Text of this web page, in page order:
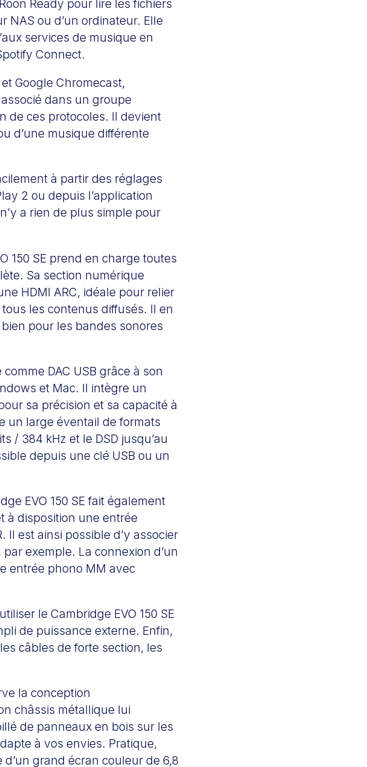
Ready pour lire les fichiers
NAS ou d’un ordinateur. Elle
services de musique en
Connect.
Google Chromecast,
associé dans un groupe
de ces protocoles. Il devient
d’une musique différente
à partir des réglages
2 ou depuis l’application
a rien de plus simple pour
150 SE prend en charge toutes
Sa section numérique
HDMI ARC, idéale pour relier
les contenus diffusés. Il en
pour les bandes sonores
DAC USB grâce à son
et Mac. Il intègre un
sa précision et sa capacité à
un large éventail de formats
/ 384 kHz et le DSD jusqu’au
depuis une clé USB ou un
EVO 150 SE fait également
à disposition une entrée
Il est ainsi possible d’y associer
exemple. La connexion d’un
entrée phono MM avec
le Cambridge EVO 150 SE
de puissance externe. Enfin,
câbles de forte section, les
la conception
châssis métallique lui
de panneaux en bois sur les
à vos envies. Pratique,
d’un grand écran couleur de 6,8